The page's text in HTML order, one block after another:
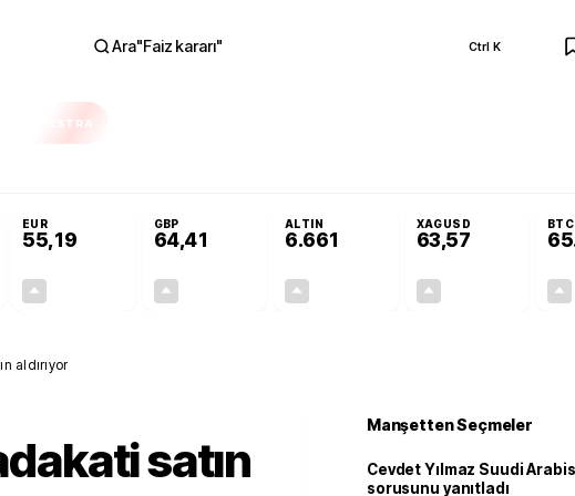
Ara"Faiz kararı" Ctrl K
EKSTRA
EUR
55,19
GBP
64,41
ALTIN
6.661
XAGUSD
63,57
BTC
aldırıyor
satın
Manşetten Seçmeler
Cevdet Yılmaz Suudi
sorusunu yanıtladı